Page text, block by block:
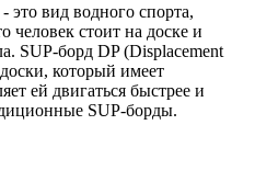
это вид водного спорта,
человек стоит на доске и
SUP-борд DP (Displacement
который имеет
ей двигаться быстрее и
SUP-борды.